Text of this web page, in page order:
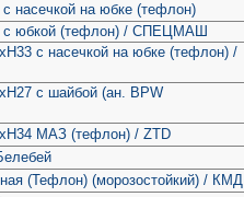
насечкой на юбке (тефлон)
с юбкой (тефлон) / СПЕЦМАШ
с насечкой на юбке (тефлон) /
с шайбой (ан. BPW
МАЗ (тефлон) / ZTD
(Тефлон) (морозостойкий) / КМД